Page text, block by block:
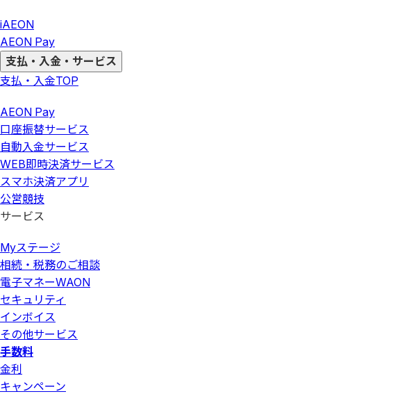
iAEON
AEON Pay
支払・入金・サービス
支払・入金TOP
AEON Pay
口座振替サービス
自動入金サービス
WEB即時決済サービス
スマホ決済アプリ
公営競技
サービス
Myステージ
相続・税務のご相談
電子マネーWAON
セキュリティ
インボイス
その他サービス
手数料
金利
キャンペーン